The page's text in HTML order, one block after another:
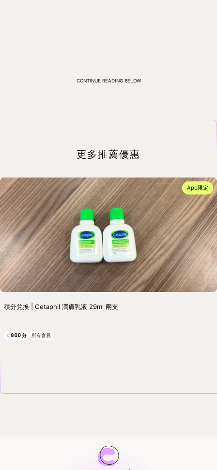
CONTINUE READING BELOW
更多推薦優惠
App限定
積分兌換 | Cetaphil 潤膚乳液 29ml 兩支
C800分 所有會員